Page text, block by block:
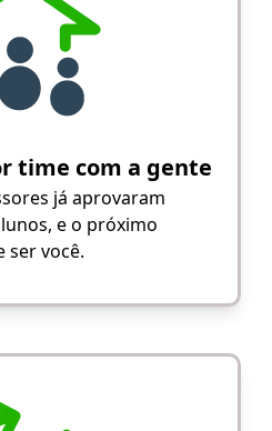
time com a gente
já aprovaram
e o próximo
ser você.